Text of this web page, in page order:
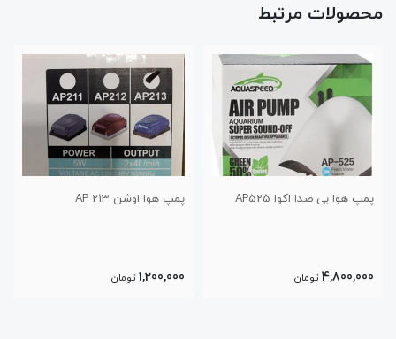
محصولات مرتبط
پمپ هوا اوشن AP 213
1,200,000
پمپ هوا اکوا AP-9805
3,600,000